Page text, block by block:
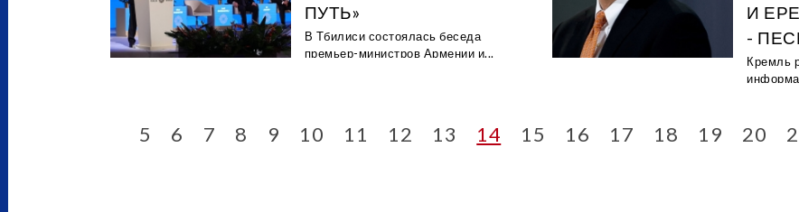
ПУТЬ»
В Тбилиси состоялась беседа
премьер-министров Армении и...
И
-
Кремль
5 6 7 8 9 10 11 12 13 14 15 16 17 18 19 20